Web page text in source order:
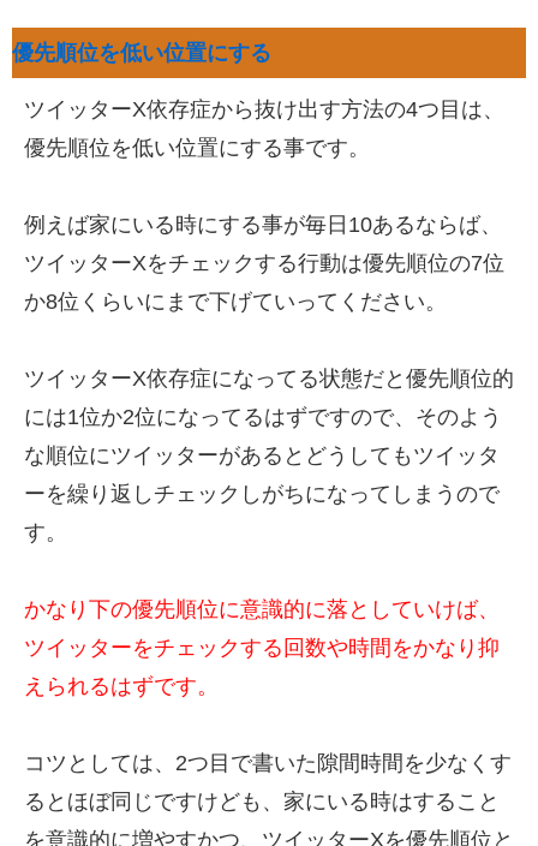
優先順位を低い位置にする
ツイッターX依存症から抜け出す方法の4つ目は、
優先順位を低い位置にする事です。
例えば家にいる時にする事が毎日10あるならば、
ツイッターXをチェックする行動は優先順位の7位
か8位くらいにまで下げていってください。
ツイッターX依存症になってる状態だと優先順位的
には1位か2位になってるはずですので、そのよう
な順位にツイッターがあるとどうしてもツイッタ
ーを繰り返しチェックしがちになってしまうので
す。
かなり下の優先順位に意識的に落としていけば、
ツイッターをチェックする回数や時間をかなり抑
えられるはずです。
コツとしては、2つ目で書いた隙間時間を少なくす
るとほぼ同じですけども、家にいる時はすること
を意識的に増やすかつ、ツイッターXを優先順位と